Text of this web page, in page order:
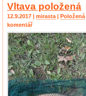
Vltava položená
12.9.2017 | mirasta | Položená
komentář